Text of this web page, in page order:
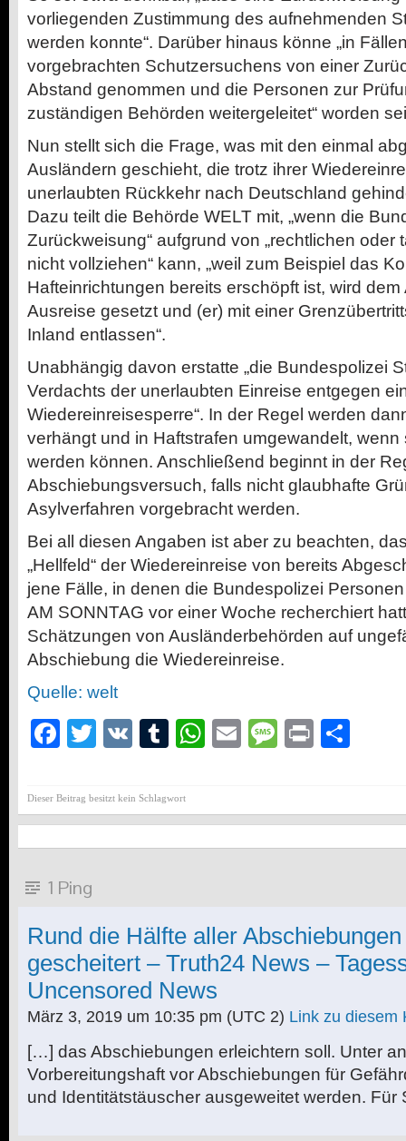
vorliegenden Zustimmung des aufnehmenden
werden konnte“. Darüber hinaus könne „in
vorgebrachten Schutzersuchens von einer
Abstand genommen und die Personen zur
zuständigen Behörden weitergeleitet“ worden
Nun stellt sich die Frage, was mit den einmal
Ausländern geschieht, die trotz ihrer
unerlaubten Rückkehr nach Deutschland
Dazu teilt die Behörde WELT mit, „wenn die
Zurückweisung“ aufgrund von „rechtlichen oder
nicht vollziehen“ kann, „weil zum Beispiel das
Hafteinrichtungen bereits erschöpft ist, wird
Ausreise gesetzt und (er) mit einer
Inland entlassen“.
Unabhängig davon erstatte „die Bundespolizei
Verdachts der unerlaubten Einreise entgegen
Wiedereinreisesperre“. In der Regel werden
verhängt und in Haftstrafen umgewandelt,
werden können. Anschließend beginnt in der
Abschiebungsversuch, falls nicht glaubhafte
Asylverfahren vorgebracht werden.
Bei all diesen Angaben ist aber zu beachten,
„Hellfeld“ der Wiedereinreise von bereits
jene Fälle, in denen die Bundespolizei
AM SONNTAG vor einer Woche recherchiert
Schätzungen von Ausländerbehörden auf
Abschiebung die Wiedereinreise.
Quelle: welt
Facebook
Twitter
VK Tumblr
WhatsApp
EmailMessage
Print
Dieser Beitrag besitzt kein Schlagwort
1 Ping
Rund die Hälfte aller
gescheitert – Truth24 News –
Uncensored News
März 3, 2019 um 10:35 pm (UTC 2) Link zu diesem
[…] das Abschiebungen erleichtern soll. Unter
Vorbereitungshaft vor Abschiebungen für
und Identitätstäuscher ausgeweitet werden.